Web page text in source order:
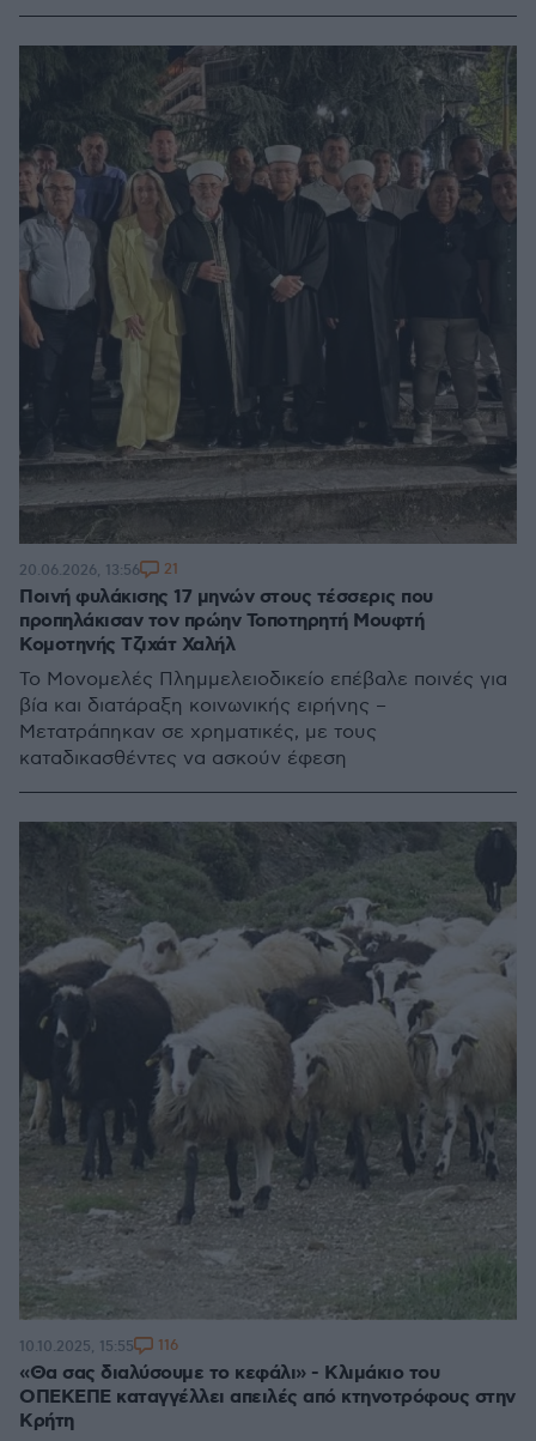
Ποινή φυλάκισης 17 μηνών στους τέσσερις που
προπηλάκισαν τον πρώην Τοποτηρητή Μουφτή
Κομοτηνής Τζιχάτ Χαλήλ
Το Μονομελές Πλημμελειοδικείο επέβαλε ποινές για
βία και διατάραξη κοινωνικής ειρήνης –
Μετατράπηκαν σε χρηματικές, με τους
καταδικασθέντες να ασκούν έφεση
20.06.2026, 13:56 21
«Θα σας διαλύσουμε το κεφάλι» - Κλιμάκιο του
ΟΠΕΚΕΠΕ καταγγέλλει απειλές από κτηνοτρόφους στην
Κρήτη
10.10.2025, 15:55 116